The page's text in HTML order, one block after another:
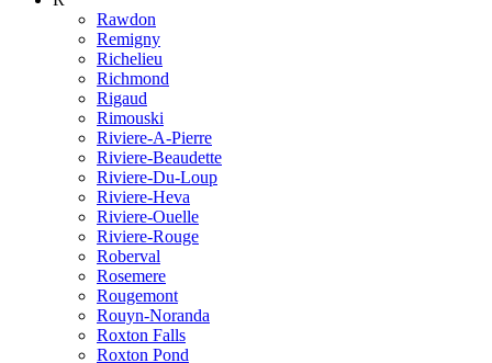
Rawdon
Remigny
Richelieu
Richmond
Rigaud
Rimouski
Riviere-A-Pierre
Riviere-Beaudette
Riviere-Du-Loup
Riviere-Heva
Riviere-Ouelle
Riviere-Rouge
Roberval
Rosemere
Rougemont
Rouyn-Noranda
Roxton Falls
Roxton Pond